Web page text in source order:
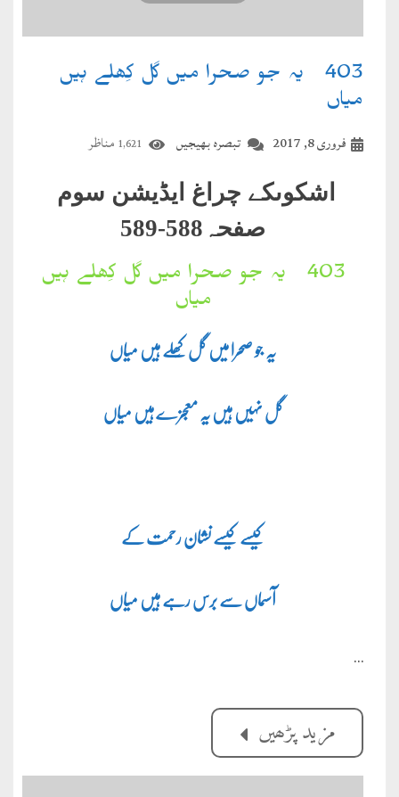
403۔ یہ جو صحرا میں گل کِھلے ہیں
میاں
تبصرہ بھیجیں فروری 8, 2017 1,621 مناظر
اشکوںکے چراغ ایڈیشن سوم
صفحہ588-589
403۔ یہ جو صحرا میں گل کِھلے ہیں
میاں
یہ جو صحرا میں گل کِھلے ہیں میاں
گل نہیں ہیں یہ معجزے ہیں میاں
کیسے کیسے نشان رحمت کے
آسماں سے برس رہے ہیں میاں
…
مزید پڑھیں